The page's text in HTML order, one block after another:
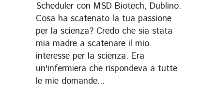
Scheduler con MSD Biotech, Dublino.
Cosa ha scatenato la tua passione
per la scienza? Credo che sia stata
mia madre a scatenare il mio
interesse per la scienza. Era
un'infermiera che rispondeva a tutte
le mie domande...